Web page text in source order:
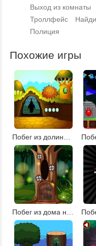
Выход из комнаты
Троллфейс
Полиция
Похожие игры
Побег из долины башен
Побег из дома на дереве